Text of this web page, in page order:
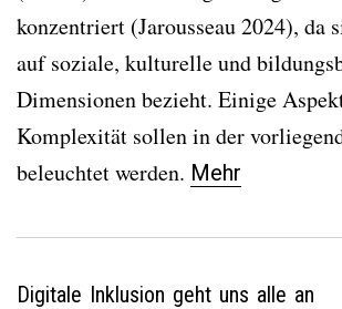
konzentriert (Jarousseau 2024), da
auf soziale, kulturelle und
Dimensionen bezieht. Einige
Komplexität sollen in der
beleuchtet werden. Mehr
Digitale Inklusion geht uns alle an